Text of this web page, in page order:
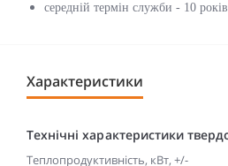
середній термін служби - 10
Характеристики
Технічні характеристики
Теплопродуктивність, кВт, +/-